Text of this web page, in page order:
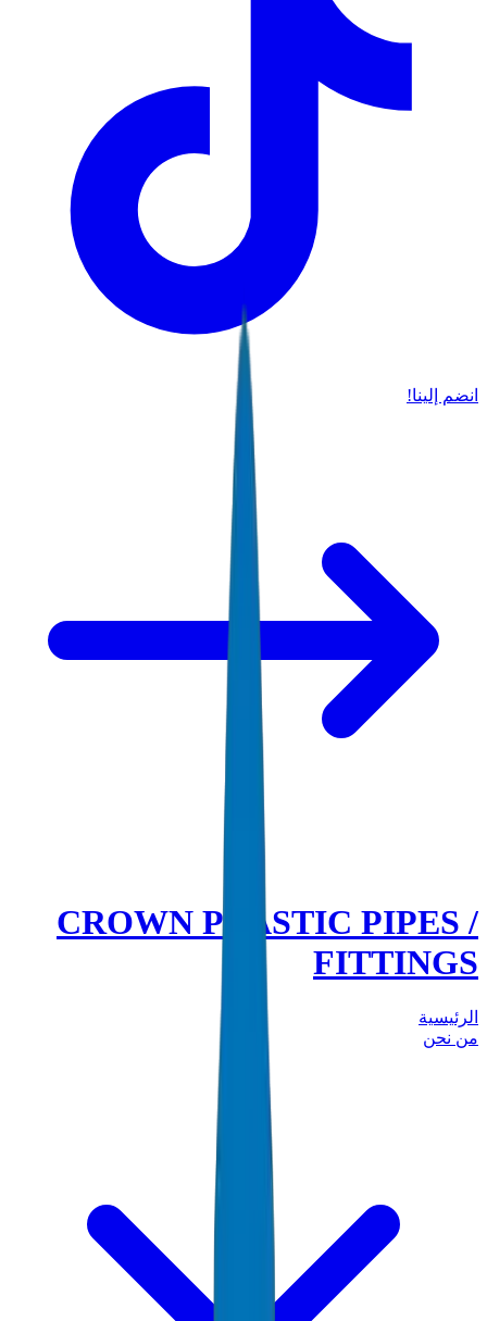
انضم إلينا!
CROWN PLASTIC PIPES /
FITTINGS
الرئيسية
من نحن